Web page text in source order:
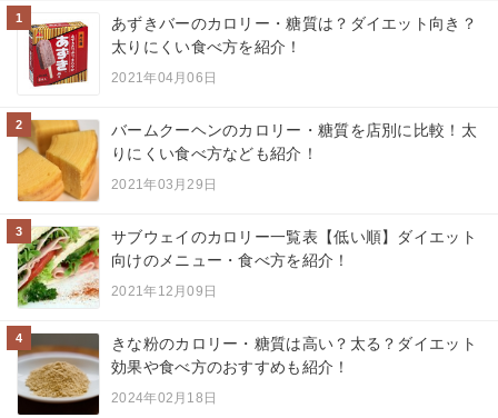
1
あずきバーのカロリー・糖質は？ダイエット向き？
太りにくい食べ方を紹介！
2021年04月06日
2
バームクーヘンのカロリー・糖質を店別に比較！太
りにくい食べ方なども紹介！
2021年03月29日
3
サブウェイのカロリー一覧表【低い順】ダイエット
向けのメニュー・食べ方を紹介！
2021年12月09日
4
きな粉のカロリー・糖質は高い？太る？ダイエット
効果や食べ方のおすすめも紹介！
2024年02月18日